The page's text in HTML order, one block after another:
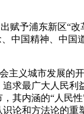
赋予浦东新区“
中国精神、中
主义城市发展
求最广大人民
其内涵的“人民
论和方法论的重